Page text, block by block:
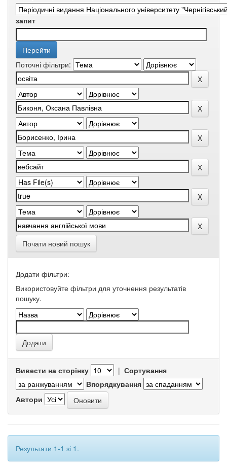
запит
Поточні фільтри:
Почати новий пошук
Додати фільтри:
Використовуйте фільтри для уточнення результатів
пошуку.
Вивести на сторінку | Сортування
Впорядкування
Автори
Результати 1-1 зі 1.